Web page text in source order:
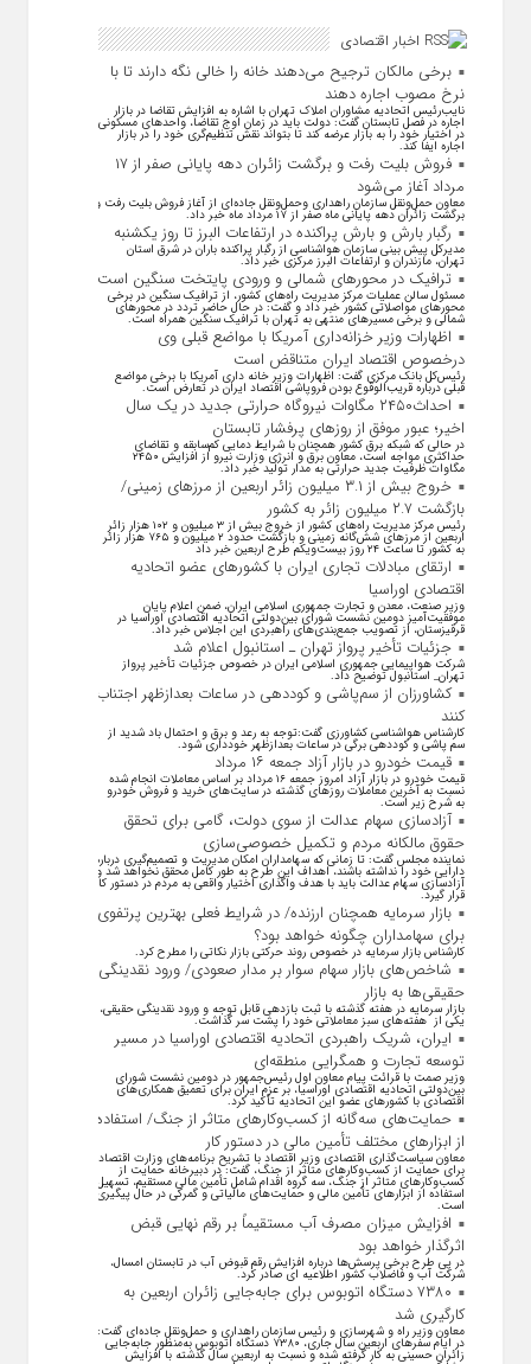
اخبار اقتصادی
برخی مالکان ترجیح می‌دهند خانه را خالی نگه دارند تا با
نرخ مصوب اجاره دهند
نایب‌رئیس اتحادیه مشاوران املاک تهران با اشاره به افزایش تقاضا در بازار
اجاره در فصل تابستان گفت: دولت باید در زمان اوج تقاضا، واحد‌های مسکونی
در اختیار خود را به بازار عرضه کند تا بتواند نقش تنظیم‌گری خود را در بازار
اجاره ایفا کند.
فروش بلیت رفت و برگشت زائران دهه پایانی صفر از ۱۷
مرداد آغاز می‌شود
معاون حمل‌ونقل سازمان راهداری وحمل‌و‌نقل جاده‌ای از آغاز فروش بلیت رفت و
برگشت زائران دهه پایانی ماه صفر از ۱۷ مرداد ماه خبر داد.
رگبار بارش و بارش پراکنده در ارتفاعات البرز تا روز یکشنبه
مدیرکل پیش بینی سازمان هواشناسی از رگبار پراکنده باران در شرق استان
تهران، مازندران و ارتفاعات البرز مرکزی خبر داد.
ترافیک در محورهای شمالی و ورودی پایتخت سنگین است
مسئول سالن عملیات مرکز مدیریت راه‌های کشور، از ترافیک سنگین در برخی
محورهای مواصلاتی کشور خبر داد و گفت: در حال حاضر تردد در محورهای
شمالی و برخی مسیرهای منتهی به تهران با ترافیک سنگین همراه است.
اظهارات وزیر خزانه‌داری آمریکا با مواضع قبلی وی
درخصوص اقتصاد ایران متناقض است
رئیس‌کل بانک مرکزی گفت: اظهارات وزیر خانه داری آمریکا با برخی مواضع
قبلی درباره قریب‌الوقوع بودن فروپاشی اقتصاد ایران در تعارض است.
احداث۲۴۵۰ مگاوات نیروگاه حرارتی جدید در یک سال
اخیر؛ عبور موفق از روز‌های پرفشار تابستان
در حالی که شبکه برق کشور همچنان با شرایط دمایی کم‌سابقه و تقاضای
حداکثری مواجه است، معاون برق و انرژی وزارت نیرو از افزایش ۲۴۵۰
مگاوات ظرفیت جدید حرارتی به مدار تولید خبر داد.
خروج بیش از ۳.۱ میلیون زائر اربعین از مرزهای زمینی/
بازگشت ۲.۷ میلیون زائر به کشور
رئیس مرکز مدیریت راه‌های کشور از خروج بیش از ۳ میلیون و ۱۰۲ هزار زائر
اربعین از مرزهای شش‌گانه زمینی و بازگشت حدود ۲ میلیون و ۷۶۵ هزار زائر
به کشور تا ساعت ۲۴ روز بیست‌ویکم طرح اربعین خبر داد
ارتقای مبادلات تجاری ایران با کشور‌های عضو اتحادیه
اقتصادی اوراسیا
وزیر صنعت، معدن و تجارت جمهوری اسلامی ایران، ضمن اعلام پایان
موفقیت‌آمیز دومین نشست شورای بین‌دولتی اتحادیه اقتصادی اوراسیا در
قرقیزستان، از تصویب جمع‌بندی‌های راهبردی این اجلاس خبر داد.
جزئیات تأخیر پرواز تهران ـ استانبول اعلام شد
شرکت هواپیمایی جمهوری اسلامی ایران در خصوص جزئیات تأخیر پرواز
تهران_ استانبول توضیح داد.
کشاورزان از سم‌پاشی و کوددهی در ساعات بعدازظهر اجتناب
کنند
کارشناس هواشناسی کشاورزی گفت:توجه به رعد و برق و احتمال باد شدید از
سم پاشی و کوددهی برگی در ساعات بعدازظهر خودداری شود.
قیمت خودرو در بازار آزاد جمعه ۱۶ مرداد
قیمت خودرو در بازار آزاد امروز جمعه ۱۶ مرداد بر اساس معاملات انجام شده
نسبت به آخرین معاملات روز‌های گذشته در سایت‌های خرید و فروش خودرو
به شرح زیر است.
آزادسازی سهام عدالت از سوی دولت، گامی برای تحقق
حقوق مالکانه مردم و تکمیل خصوصی‌سازی
نماینده مجلس گفت: تا زمانی که سهامداران امکان مدیریت و تصمیم‌گیری درباره
دارایی خود را نداشته باشند، اهداف این طرح به طور کامل محقق نخواهد شد و
آزادسازی سهام عدالت باید با هدف واگذاری اختیار واقعی به مردم در دستور کار
قرار گیرد.
بازار سرمایه همچنان ارزنده/ در شرایط فعلی بهترین پرتفوی
برای سهامداران چگونه خواهد بود؟
کارشناس بازار سرمایه در خصوص روند حرکتی بازار نکاتی را مطرح کرد.
شاخص‌های بازار سهام سوار بر مدار صعودی/ ورود نقدینگی
حقیقی‌ها به بازار
بازار سرمایه در هفته گذشته با ثبت بازدهی قابل توجه و ورود نقدینگی حقیقی،
یکی از هفته‌های سبز معاملاتی خود را پشت سر گذاشت.
ایران، شریک راهبردی اتحادیه اقتصادی اوراسیا در مسیر
توسعه تجارت و همگرایی منطقه‌ای
وزیر صمت با قرائت پیام معاون اول رئیس‌جمهور در دومین نشست شورای
بین‌دولتی اتحادیه اقتصادی اوراسیا، بر عزم ایران برای تعمیق همکاری‌های
اقتصادی با کشورهای عضو این اتحادیه تأکید کرد.
حمایت‌های سه‌گانه از کسب‌وکارهای متاثر از جنگ/ استفاده
از ابزارهای مختلف تأمین مالی در دستور کار
معاون سیاست‌گذاری اقتصادی وزیر اقتصاد با تشریح برنامه‌های وزارت اقتصاد
برای حمایت از کسب‌وکار‌های متاثر از جنگ، گفت: در دبیرخانه حمایت از
کسب‌وکار‌های متاثر از جنگ، سه گروه اقدام شامل تأمین مالی مستقیم، تسهیل
استفاده از ابزار‌های تأمین مالی و حمایت‌های مالیاتی و گمرکی در حال پیگیری
است.
افزایش میزان مصرف آب مستقیماً بر رقم نهایی قبض
اثرگذار خواهد بود
در پی طرح برخی پرسش‌ها درباره افزایش رقم قبوض آب در تابستان امسال،
شرکت آب و فاضلاب کشور اطلاعیه ای صادر کرد.
۷۳۸۰ دستگاه اتوبوس برای جابه‌جایی زائران اربعین به
کارگیری شد
معاون وزیر راه و شهرسازی و رئیس سازمان راهداری و حمل‌ونقل جاده‌ای گفت:
در ایام سفرهای اربعین سال جاری، ۷۳۸۰ دستگاه اتوبوس به‌منظور جابه‌جایی
زائران حسینی به‌ کار گرفته شده و نسبت به اربعین سال گذشته با افزایش